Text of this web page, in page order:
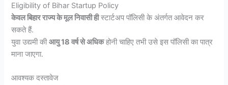
Eligibility of Bihar Startup Policy
केवल बिहार राज्य के मूल निवासी हीस्टार्टअप पॉलिसी के अंतर्गत आवेदन कर
सकते हैं.
युवा उद्यमी कीआयु 18 वर्ष से अधिकहोनी चाहिए तभी उसे इस पॉलिसी का पात्र
माना जाएगा.
आवश्यक दस्तावेज